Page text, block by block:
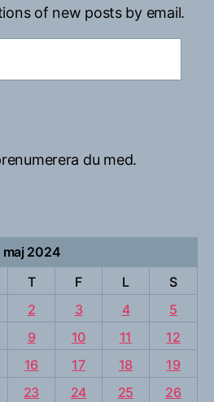
of new posts by email.
du med.
maj 2024
T F L
S
2 3 4
5
9 10 11
12
16 17 18
19
23 24 25
26